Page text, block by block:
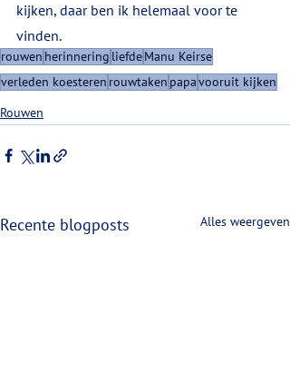
kijken, daar ben ik helemaal voor te
vinden.
rouwen herinnering liefdeManu Keirse
verleden koesteren rouwtaken papavooruit kijken
Rouwen
Recente blogposts Alles weergeven